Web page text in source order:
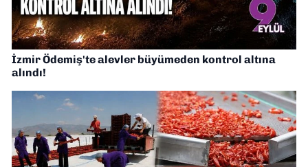
İzmir Ödemiş'te alevler büyümeden kontrol altına
alındı!